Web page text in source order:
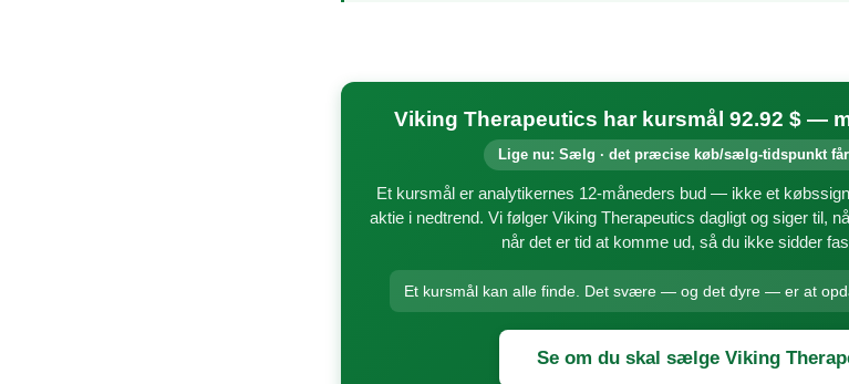
Viking Therapeutics har kursmål 92.92 $ —
Lige nu: Sælg · det præcise køb/sælg-tidspunkt
Et kursmål er analytikernes 12-måneders bud — ikke et
aktie i nedtrend. Vi følger Viking Therapeutics dagligt og siger til,
når det er tid at komme ud, så du ikke sidder
Et kursmål kan alle finde. Det svære — og det dyre — er at
Se om du skal sælge Viking